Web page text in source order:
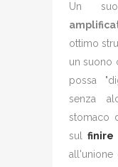
Un
ottimo
un suono
possa
senza
stomaco
sulfinire
all'unione